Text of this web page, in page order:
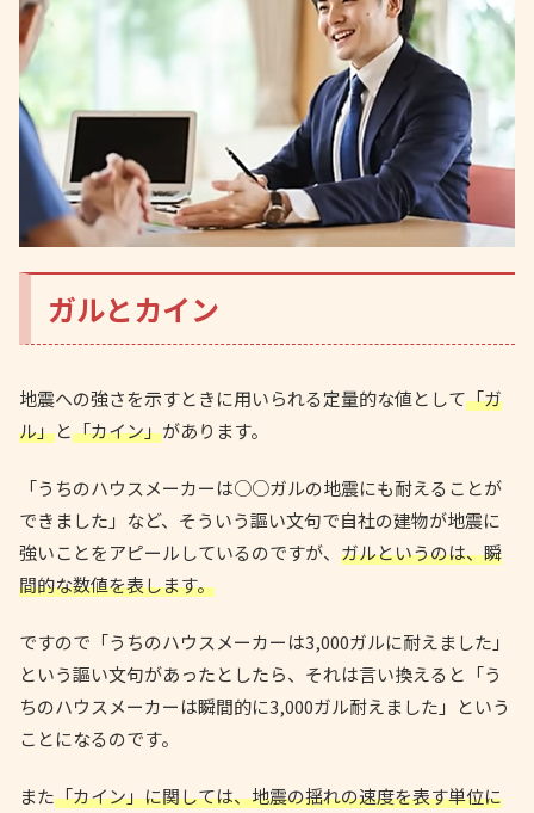
ガルとカイン
地震への強さを示すときに用いられる定量的な値として「ガ
ル」と「カイン」があります。
「うちのハウスメーカーは○○ガルの地震にも耐えることが
できました」など、そういう謳い文句で自社の建物が地震に
強いことをアピールしているのですが、 ガルというのは、瞬
間的な数値を表します。
ですので「うちのハウスメーカーは3,000ガルに耐えました」
という謳い文句があったとしたら、それは言い換えると「う
ちのハウスメーカーは瞬間的に3,000ガル耐えました」という
ことになるのです。
また「カイン」に関しては、地震の揺れの速度を表す単位に